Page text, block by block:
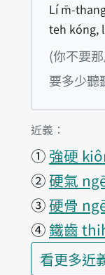
Lí m̄-
teh kóng,
(你不要
要多少聽
第1項釋義的
近義：
① 強硬
②硬氣
③硬骨
④ 鐵齒
看更多第1
近